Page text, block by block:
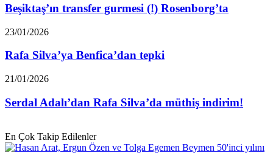
gurmesi
(!)
Rosenborg’ta
Beşiktaş’ın transfer gurmesi (!) Rosenborg’ta
Rafa
Benfica’dan
23/01/2026
Rafa Silva’ya Benfica’dan tepki
Serdal
Rafa
Silva’da
indirim!
21/01/2026
Serdal Adalı’dan Rafa Silva’da müthiş indirim!
En Çok Takip Edilenler